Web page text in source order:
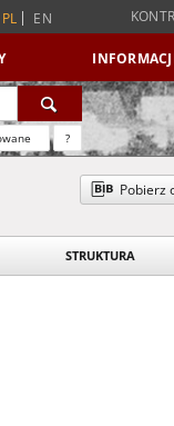
PL EN
?
Pobierz
STRUKTURA